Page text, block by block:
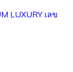
LUXURY เลข